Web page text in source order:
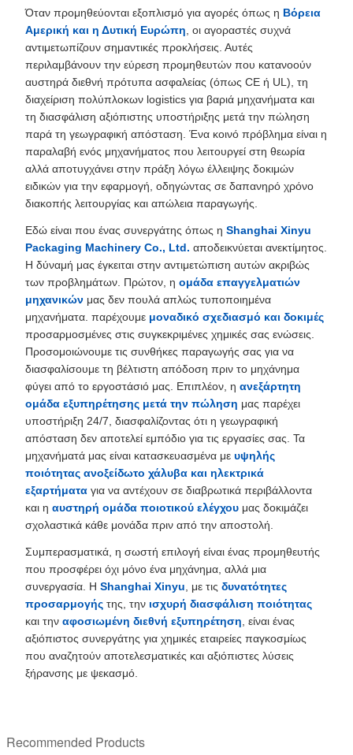
Όταν προμηθεύονται εξοπλισμό για αγορές όπως η Βόρεια
Αμερική και η Δυτική Ευρώπη , οι αγοραστές συχνά
αντιμετωπίζουν σημαντικές προκλήσεις. Αυτές
περιλαμβάνουν την εύρεση προμηθευτών που κατανοούν
αυστηρά διεθνή πρότυπα ασφαλείας (όπως CE ή UL), τη
διαχείριση πολύπλοκων logistics για βαριά μηχανήματα και
τη διασφάλιση αξιόπιστης υποστήριξης μετά την πώληση
παρά τη γεωγραφική απόσταση. Ένα κοινό πρόβλημα είναι η
παραλαβή ενός μηχανήματος που λειτουργεί στη θεωρία
αλλά αποτυγχάνει στην πράξη λόγω έλλειψης δοκιμών
ειδικών για την εφαρμογή, οδηγώντας σε δαπανηρό χρόνο
διακοπής λειτουργίας και απώλεια παραγωγής.
Εδώ είναι που ένας συνεργάτης όπως η Shanghai Xinyu
Packaging Machinery Co., Ltd. αποδεικνύεται ανεκτίμητος.
Η δύναμή μας έγκειται στην αντιμετώπιση αυτών ακριβώς
των προβλημάτων. Πρώτον, η ομάδα επαγγελματιών
μηχανικών μας δεν πουλά απλώς τυποποιημένα
μηχανήματα. παρέχουμε μοναδικό σχεδιασμό και δοκιμές
προσαρμοσμένες στις συγκεκριμένες χημικές σας ενώσεις.
Προσομοιώνουμε τις συνθήκες παραγωγής σας για να
διασφαλίσουμε τη βέλτιστη απόδοση πριν το μηχάνημα
φύγει από το εργοστάσιό μας. Επιπλέον, η ανεξάρτητη
ομάδα εξυπηρέτησης μετά την πώληση μας παρέχει
υποστήριξη 24/7, διασφαλίζοντας ότι η γεωγραφική
απόσταση δεν αποτελεί εμπόδιο για τις εργασίες σας. Τα
μηχανήματά μας είναι κατασκευασμένα με υψηλής
ποιότητας ανοξείδωτο χάλυβα και ηλεκτρικά
εξαρτήματα για να αντέχουν σε διαβρωτικά περιβάλλοντα
και η αυστηρή ομάδα ποιοτικού ελέγχου μας δοκιμάζει
σχολαστικά κάθε μονάδα πριν από την αποστολή.
Συμπερασματικά, η σωστή επιλογή είναι ένας προμηθευτής
που προσφέρει όχι μόνο ένα μηχάνημα, αλλά μια
συνεργασία. Η Shanghai Xinyu , με τις δυνατότητες
προσαρμογής της, την ισχυρή διασφάλιση ποιότητας
και την αφοσιωμένη διεθνή εξυπηρέτηση , είναι ένας
αξιόπιστος συνεργάτης για χημικές εταιρείες παγκοσμίως
που αναζητούν αποτελεσματικές και αξιόπιστες λύσεις
ξήρανσης με ψεκασμό.
Recommended Products